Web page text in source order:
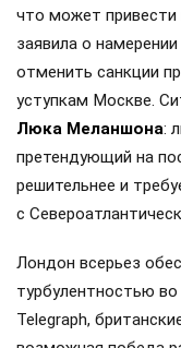
что может
заявила о
отменить санкции
уступкам Москве.
Люка Меланшона:
претендующий на
решительнее и
с
Лондон всерьез
турбулентностью
Telegraph,